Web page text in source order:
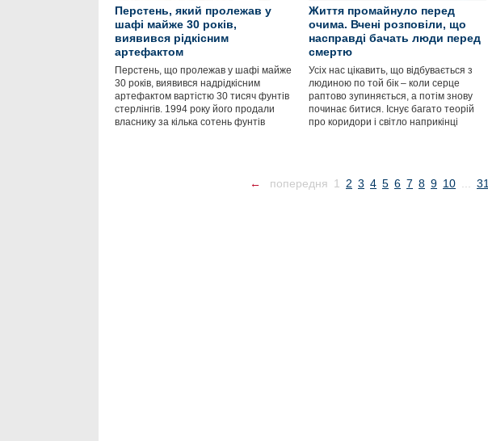
Перстень, який пролежав у
шафі майже 30 років,
виявився рідкісним
артефактом
Перстень, що пролежав у шафі майже
30 років, виявився надрідкісним
артефактом вартістю 30 тисяч фунтів
стерлінгів. 1994 року його продали
власнику за кілька сотень фунтів
Життя промайнуло перед
очима. Вчені розповіли, що
насправді бачать люди перед
смертю
Усіх нас цікавить, що відбувається з
людиною по той бік – коли серце
раптово зупиняється, а потім знову
починає битися. Існує багато теорій
про коридори і світло наприкінці
← попередня 1 2 3 4 5 6 7 8 9 10 31